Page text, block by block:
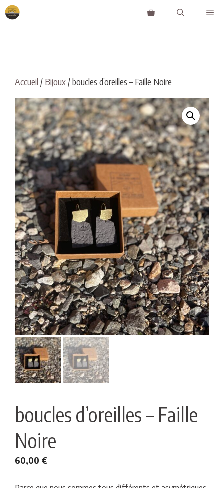
Aller
au
Accueil / Bijoux/ boucles d’oreilles – Faille Noire
boucles d’oreilles – Faille
Noire
60,00 €